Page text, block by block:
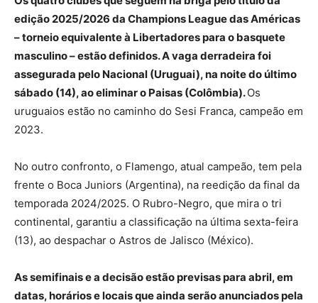
edição 2025/2026 da Champions League das Américas
– torneio equivalente à Libertadores para o basquete
masculino – estão definidos. A vaga derradeira foi
assegurada pelo Nacional (Uruguai), na noite do último
sábado (14), ao eliminar o Paisas (Colômbia).Os
uruguaios estão no caminho do Sesi Franca, campeão em
2023.
No outro confronto, o Flamengo, atual campeão, tem pela
frente o Boca Juniors (Argentina), na reedição da final da
temporada 2024/2025. O Rubro-Negro, que mira o tri
continental, garantiu a classificação na última sexta-feira
(13), ao despachar o Astros de Jalisco (México).
As semifinais e a decisão estão previsas para abril, em
datas, horários e locais que ainda serão anunciados pela